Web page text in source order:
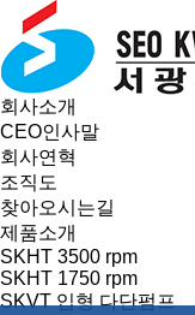
회사소개
CEO인사말
회사연혁
조직도
찾아오시는길
제품소개
SKHT 3500 rpm
SKHT 1750 rpm
SKVT 입형 다단펌프